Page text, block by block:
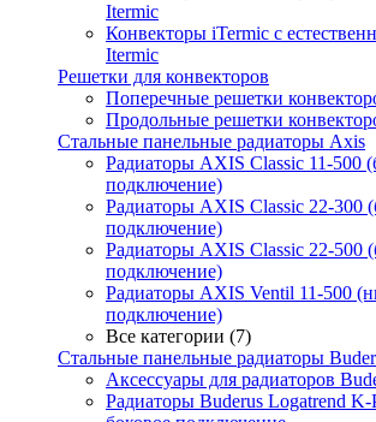
Itermic
Конвекторы iTermic с
Itermic
Решетки для конвекторов
Поперечные решетки
Продольные решетки
Стальные панельные радиаторы Axis
Радиаторы AXIS Classic 11-500
подключение)
Радиаторы AXIS Classic 22-300
подключение)
Радиаторы AXIS Classic 22-500
подключение)
Радиаторы AXIS Ventil 11-500
подключение)
Все категории (7)
Стальные панельные радиаторы
Аксессуары для радиаторов
Радиаторы Buderus Logatrend